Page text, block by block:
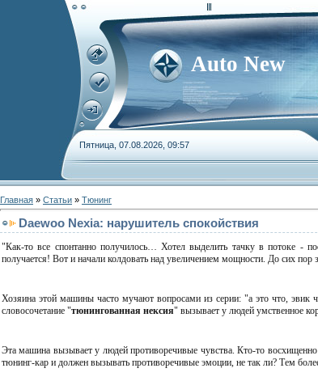
Auto New
Пятница, 07.08.2026, 09:57
Главная » Статьи » Тюнинг
Daewoo Nexia: нарушитель спокойствия
"Как-то все спонтанно получилось… Хотел выделить тачку в потоке -
получается! Вот и начали колдовать над увеличением мощности. До сих
Хозяина этой машины часто мучают вопросами из серии: "а это что, эвик
словосочетание "тюнингованная нексия" вызывает у людей умственное
Эта машина вызывает у людей противоречивые чувства. Кто-то
тюнинг-кар и должен вызывать противоречивые эмоции, не так ли? Тем